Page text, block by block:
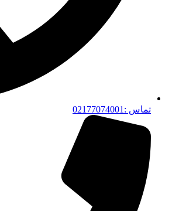
تماس :02177074001